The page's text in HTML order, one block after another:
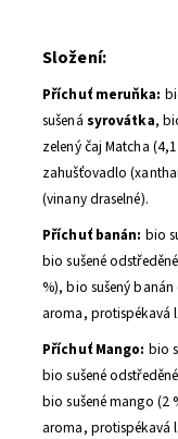
Složení:
Příchuť meruňka:
sušená syrovátka,
zelený čaj Matcha
zahušťovadlo
(vinany draselné).
Příchuť banán: bio
bio sušené odstředěné
%), bio sušený
aroma, protispékavá
Příchuť Mango: bio
bio sušené odstředěné
bio sušené mango
aroma, protispékavá